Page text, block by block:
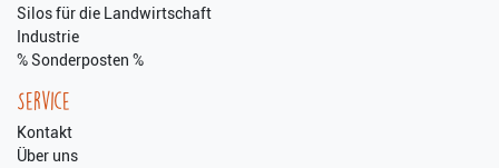
Silos für die Landwirtschaft
Industrie
% Sonderposten %
Service
Kontakt
Über uns